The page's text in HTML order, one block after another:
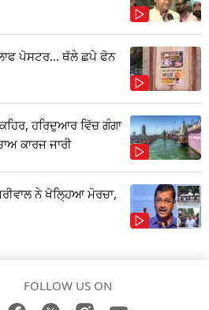
ਪੋਸਟਰ... ਥੱਲੇ ਛਪੇ ਫੋਨ
ਹਰਿਦੁਆਰ ਵਿੱਚ ਗੰਗਾ
ਕਾਰਜ ਜਾਰੀ
ਨੇ ਖੋਲ੍ਹਿਆ ਮੋਰਚਾ,
FOLLOW US ON